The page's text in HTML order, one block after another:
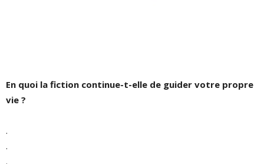
En quoi la fiction continue-t-elle de guider votre propre
vie ?
.
.
.